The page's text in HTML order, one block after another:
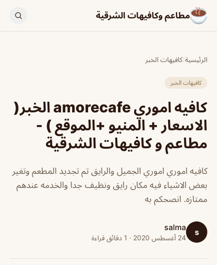
مطاعم وكافيهات الشرقية
الرئيسية/كافيهات الخبر
كافيهات الخبر
كافيه اموري amorecafe الخبر(
الاسعار + المنيو +الموقع ) -
مطاعم و كافيهات الشرقية
كافيه اموري اموري الجميل والرايق تم تجديد المطعم وتغير
بعض الاشياء فيه مكان رايق ونظيف جدا والخدمه عندهم
ممتازه. انصحكم به
s
salma
24 أغسطس 2020 · 1 دقائق قراءة